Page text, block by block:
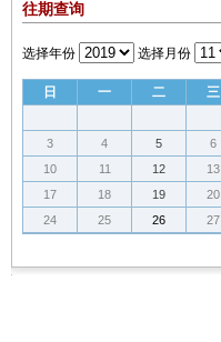
往期查询
选择年份 选择月份
日 一 二 三
3
4 5 6
10
11 12 13
17
18 19 20
24
25 26 27